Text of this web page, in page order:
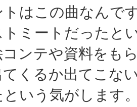
トはこの曲なんで
トミートだったと
コンテや資料をも
くるか出てこな
という気がします